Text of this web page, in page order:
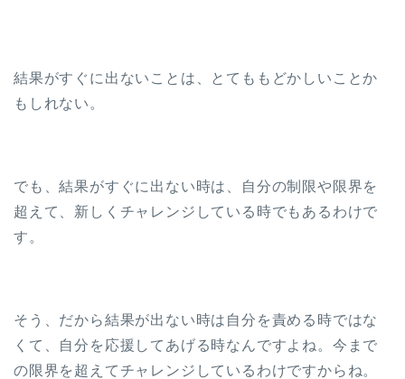
結果がすぐに出ないことは、とてももどかしいことか
もしれない。
でも、結果がすぐに出ない時は、自分の制限や限界を
超えて、新しくチャレンジしている時でもあるわけで
す。
そう、だから結果が出ない時は自分を責める時ではな
くて、自分を応援してあげる時なんですよね。今まで
の限界を超えてチャレンジしているわけですからね。